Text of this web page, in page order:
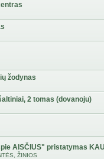
žodynas
2 tomas (dovanoju)
AISČIUS" pristatymas
ŽINIOS